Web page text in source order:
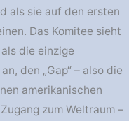
als sie auf den ersten
Das Komitee sieht
die einzige
den „Gap“ – also die
amerikanischen
zum Weltraum –